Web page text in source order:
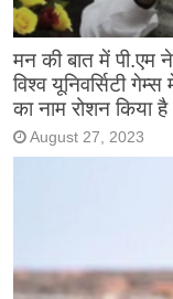
मन की बात में पी.एम
विश्व यूनिवर्सिटी
का नाम रोशन किया है
August 27, 2023